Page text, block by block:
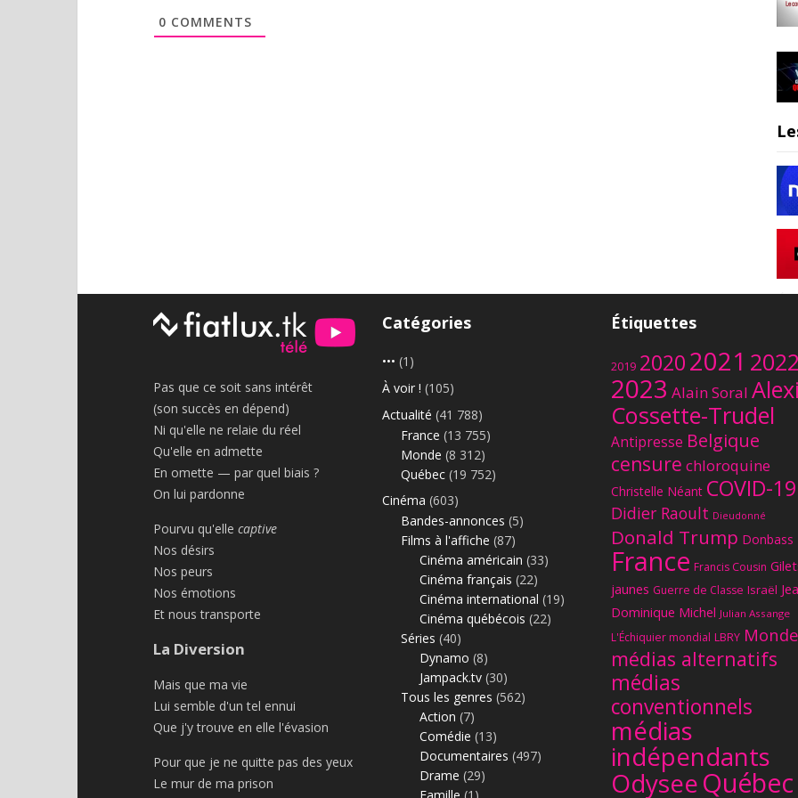
0 COMMENTS
Pas que ce soit sans intérêt
(son succès en dépend)
Ni qu'elle ne relaie du réel
Qu'elle en admette
En omette — par quel biais ?
On lui pardonne
Pourvu qu'elle captive
Nos désirs
Nos peurs
Nos émotions
Et nous transporte
La Diversion
Mais que ma vie
Lui semble d'un tel ennui
Que j'y trouve en elle l'évasion
Pour que je ne quitte pas des yeux
Le mur de ma prison
Catégories
••• (1)
À voir ! (105)
Actualité (41 788)
France (13 755)
Monde (8 312)
Québec (19 752)
Cinéma (603)
Bandes-annonces (5)
Films à l'affiche (87)
Cinéma américain (33)
Cinéma français (22)
Cinéma international (19)
Cinéma québécois (22)
Séries (40)
Dynamo (8)
Jampack.tv (30)
Tous les genres (562)
Action (7)
Comédie (13)
Documentaires (497)
Drame (29)
Étiquettes
2019 20202021 2022
2023 Alain Soral
Cossette-Trudel
Antipresse Belgique
censure chloroquine
Christelle Néant COVID-19
Didier Raoult Dieudonné
Donald Trump Donbass
France Francis Cousin
jaunes Guerre de Classe Israël
Dominique Michel Julian Assange
L'Échiquier mondial LBRY Monde
médias alternatifs
médias
conventionnels
médias
indépendants
OdyseeQuébec